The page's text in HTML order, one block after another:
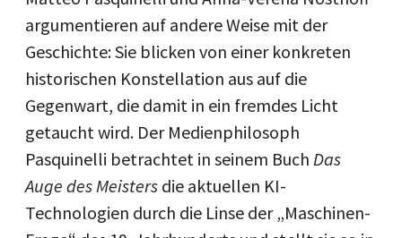
argumentieren auf andere Weise mit der
Geschichte: Sie blicken von einer konkreten
historischen Konstellation aus auf die
Gegenwart, die damit in ein fremdes Licht
getaucht wird. Der Medienphilosoph
Pasquinelli betrachtet in seinem Buch Das
Auge des Meisters die aktuellen KI-
Technologien durch die Linse der „Maschinen-